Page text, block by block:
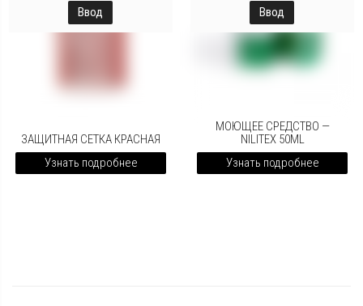
Ввод
ЗАЩИТНАЯ СЕТКА КРАСНАЯ
Узнать подробнее
Ввод
МОЮЩЕЕ СРЕДСТВО —
NILITEX 50ML
Узнать подробнее